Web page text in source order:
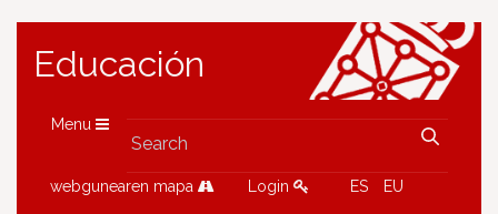
Educación
Menu
webgunearen mapa Login ES EU